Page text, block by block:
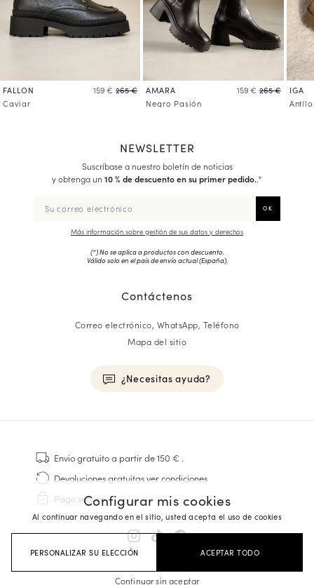
FALLON 159 € 265 €
Caviar
AMARA 159 € 265 €
Negro Pasión
IGA
Configurar mis cookies
Al continuar navegando en el sitio, usted acepta el uso de cookies
PERSONALIZAR SU ELECCIÓN ACEPTAR TODO
Continuar sin aceptar
NEWSLETTER
Suscríbase a nuestro boletín de noticias
y obtenga un 10 % de descuento en su primer pedido..*
Más información sobre gestión de sus datos y derechos
(*) No se aplica a productos con descuento.
Válido solo en el país de envío actual (España).
Contáctenos
Correo electrónico, WhatsApp, Teléfono
Mapa del sitio
¿Necesitas ayuda?
Zapatillas
Cosido Goodyear
Derbies y Richelieu
Zapatos Richelieu Hombre
Mocasines
Sandalias y Alpargatas
Maletines Business
Zapatillas Blancas Hombre
Envio gratuitoa partir de 150 € .
Devoluciones gratuitasver condiciones
Pago seguro